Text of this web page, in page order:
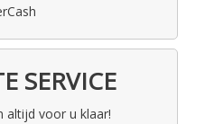
SERVICE
altijd voor u klaar!